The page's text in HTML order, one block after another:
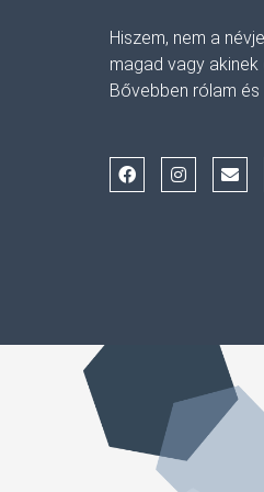
Hiszem, nem a
magad vagy akinek
Bővebben rólam
F
a
c
I
n
s
E
n
v